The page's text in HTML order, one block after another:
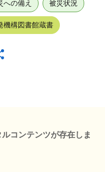
への備え 被災状況
機構図書館蔵書
コンテンツが存在しま